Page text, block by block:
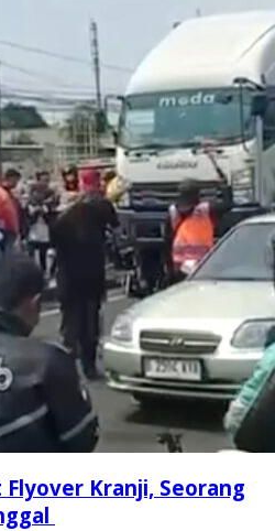
Kranji, Seorang